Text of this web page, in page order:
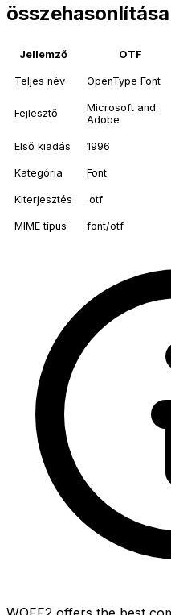
összehasonlítása
Jellemző OTF
Teljes név OpenType Font
Fejlesztő
Microsoft and
Adobe
Első kiadás 1996
Kategória Font
Kiterjesztés .otf
MIME típus font/otf